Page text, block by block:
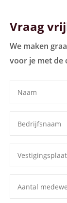
Vraag
We maken
voor je met de